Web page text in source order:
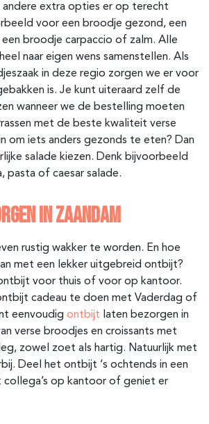
extra opties er op terecht
voor een broodje gezond, een
een broodje carpaccio of zalm. Alle
naar eigen wens samenstellen. Als
in deze regio zorgen we er voor
is. Je kunt uiteraard zelf de
wanneer we de bestelling moeten
met de beste kwaliteit verse
om iets anders gezonds te eten? Dan
salade kiezen. Denk bijvoorbeeld
pasta of caesar salade.
IN ZAANDAM
rustig wakker te worden. En hoe
met een lekker uitgebreid ontbijt?
voor thuis of voor op kantoor.
cadeau te doen met Vaderdag of
eenvoudig ontbijt laten bezorgen in
verse broodjes en croissants met
zowel zoet als hartig. Natuurlijk met
Deel het ontbijt ‘s ochtends in een
op kantoor of geniet er